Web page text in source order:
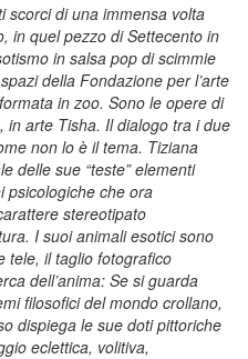
scorci di una immensa volta
in quel pezzo di Settecento in
in salsa pop di scimmie
della Fondazione per l’arte
in zoo. Sono le opere di
in arte Tisha. Il dialogo tra i due
non lo è il tema. Tiziana
delle sue “teste” elementi
psicologiche che ora
stereotipato
I suoi animali esotici sono
tele, il taglio fotografico
dell’anima: Se si guarda
filosofici del mondo crollano,
dispiega le sue doti pittoriche
eclettica, volitiva,